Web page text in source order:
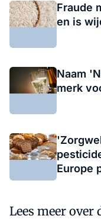
Fraude
en is
Naam
merk
Europe
Lees meer